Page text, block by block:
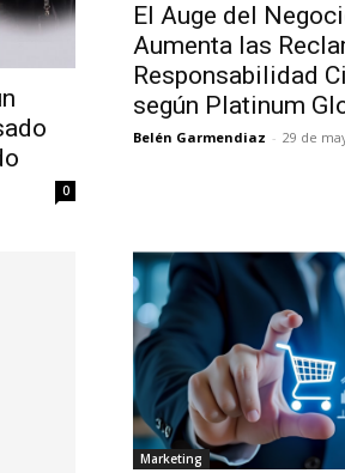
0
El Auge del
Aumenta las
Responsabilidad
según Platinum
Belén Garmendiaz - 29 de
Marketing